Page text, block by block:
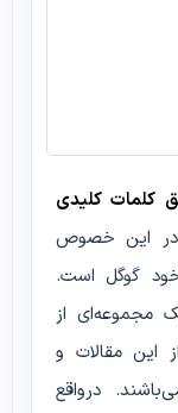
کلمات کلیدی
در این خصوص
خود گوگل است.
مجموعه‌ای از
این مقالات و
درواقع